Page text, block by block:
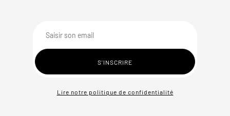
Lire notre politique de confidentialité